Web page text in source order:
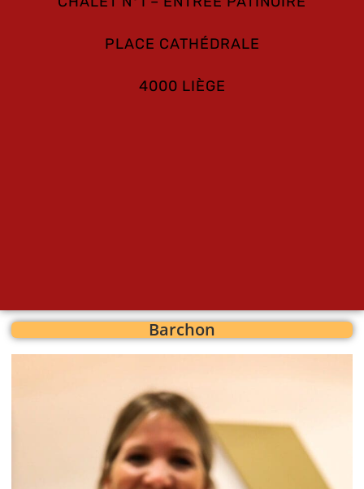
PLACE CATHÉDRALE
4000 LIÈGE
Barchon